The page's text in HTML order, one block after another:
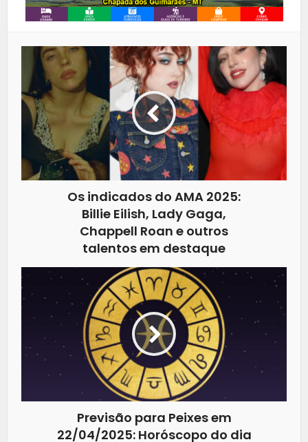
Os indicados do AMA 2025:
Billie Eilish, Lady Gaga,
Chappell Roan e outros
talentos em destaque
Previsão para Peixes em
22/04/2025: Horóscopo do dia